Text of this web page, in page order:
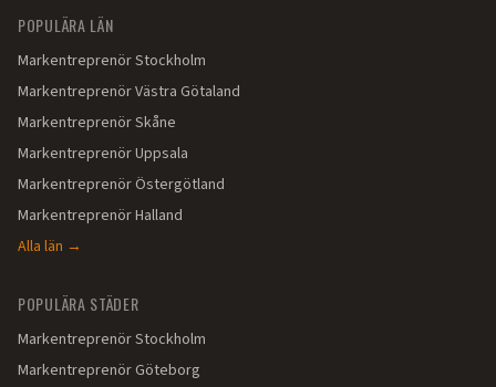
POPULÄRA LÄN
MarkentreprenörStockholm
MarkentreprenörVästra Götaland
MarkentreprenörSkåne
MarkentreprenörUppsala
MarkentreprenörÖstergötland
MarkentreprenörHalland
Alla län →
POPULÄRA STÄDER
MarkentreprenörStockholm
MarkentreprenörGöteborg